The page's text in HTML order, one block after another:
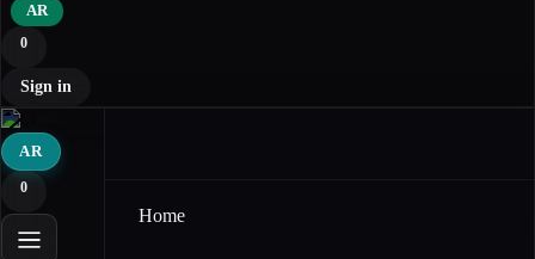
AR
0
Sign in
AR
0
Home